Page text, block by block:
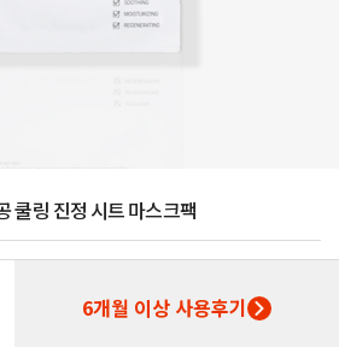
쿨링 진정 시트 마스크팩
6개월 이상 사용후기